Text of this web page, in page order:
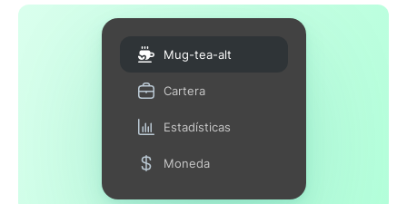
Mug-tea-alt
Cartera
Estadísticas
Moneda